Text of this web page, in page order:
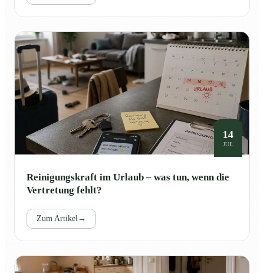
14
JUL
Reinigungskraft im Urlaub – was tun, wenn die
Vertretung fehlt?
Zum Artikel→